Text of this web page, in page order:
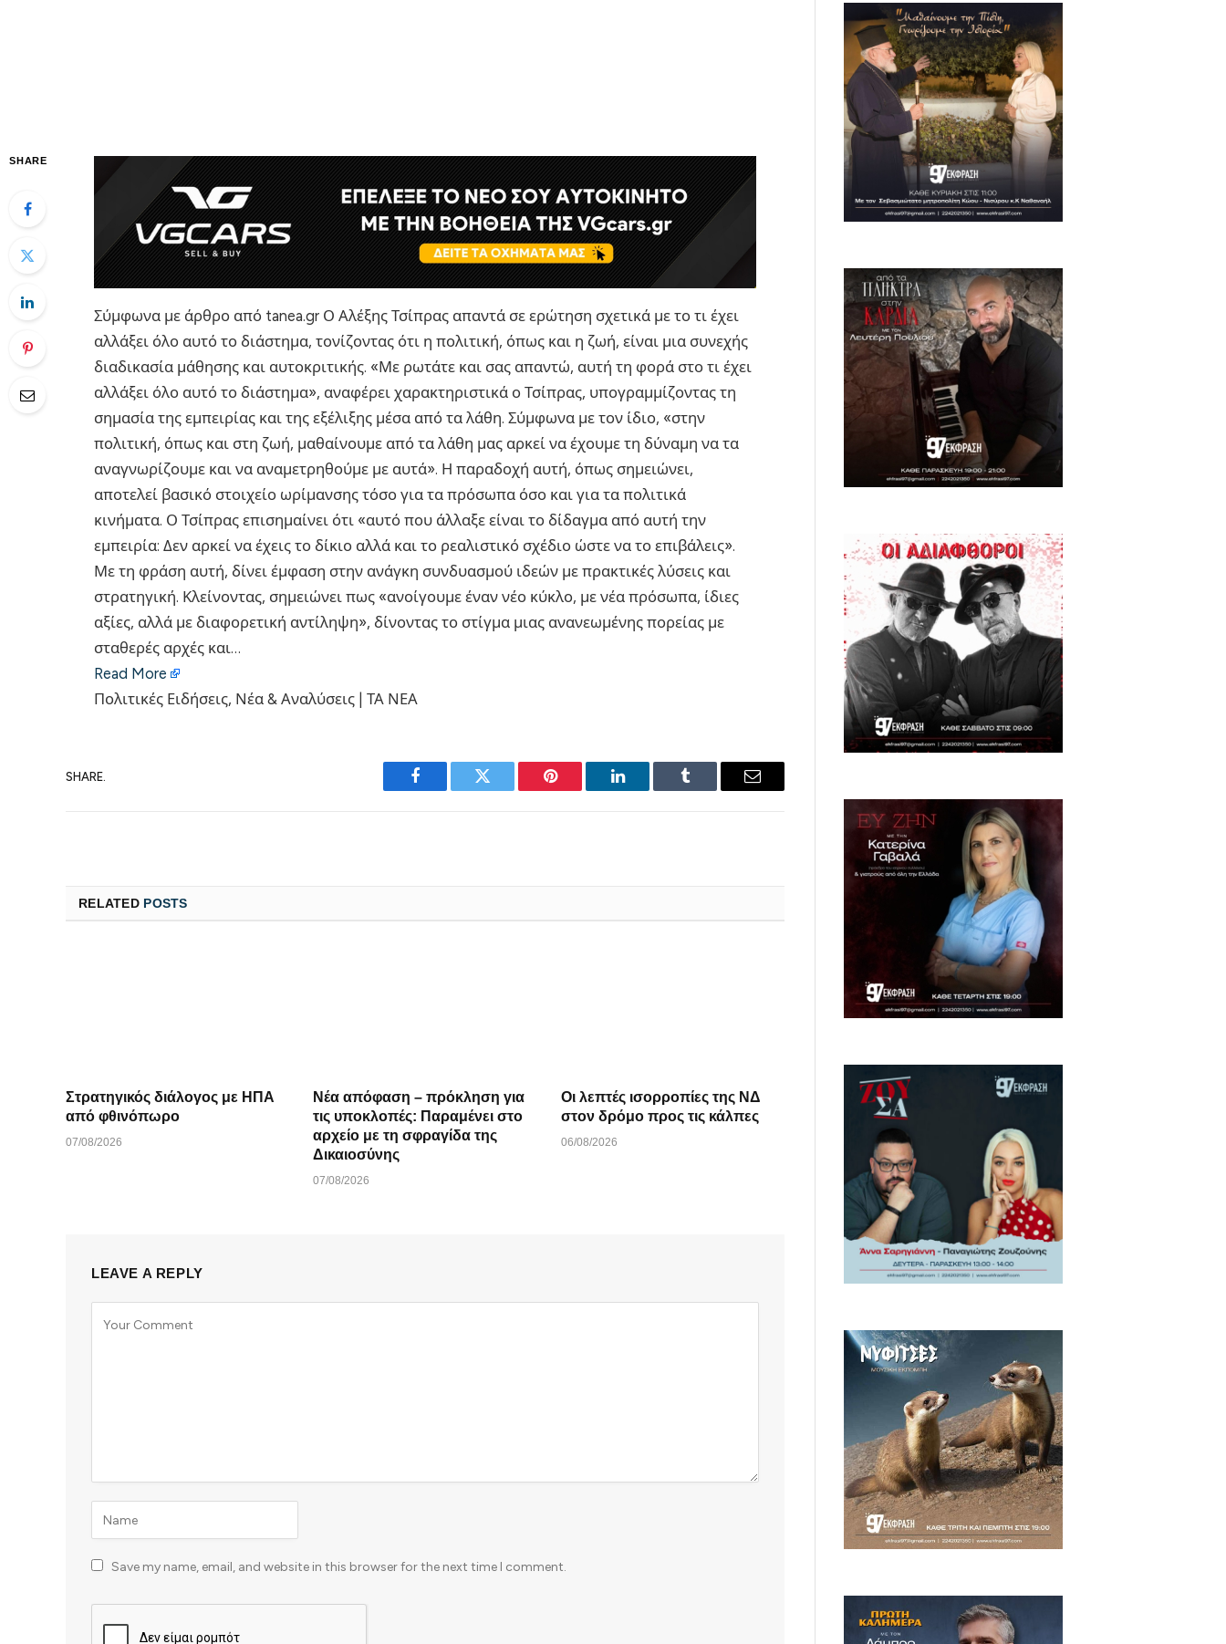
SHARE
Σύμφωνα με άρθρο από tanea.gr Ο Αλέξης Τσίπρας απαντά σε ερώτηση σχετικά με το τι έχει
αλλάξει όλο αυτό το διάστημα, τονίζοντας ότι η πολιτική, όπως και η ζωή, είναι μια συνεχής
διαδικασία μάθησης και αυτοκριτικής. «Με ρωτάτε και σας απαντώ, αυτή τη φορά στο τι έχει
αλλάξει όλο αυτό το διάστημα», αναφέρει χαρακτηριστικά ο Τσίπρας, υπογραμμίζοντας τη
σημασία της εμπειρίας και της εξέλιξης μέσα από τα λάθη. Σύμφωνα με τον ίδιο, «στην
πολιτική, όπως και στη ζωή, μαθαίνουμε από τα λάθη μας αρκεί να έχουμε τη δύναμη να τα
αναγνωρίζουμε και να αναμετρηθούμε με αυτά». Η παραδοχή αυτή, όπως σημειώνει,
αποτελεί βασικό στοιχείο ωρίμανσης τόσο για τα πρόσωπα όσο και για τα πολιτικά
κινήματα. Ο Τσίπρας επισημαίνει ότι «αυτό που άλλαξε είναι το δίδαγμα από αυτή την
εμπειρία: Δεν αρκεί να έχεις το δίκιο αλλά και το ρεαλιστικό σχέδιο ώστε να το επιβάλεις».
Με τη φράση αυτή, δίνει έμφαση στην ανάγκη συνδυασμού ιδεών με πρακτικές λύσεις και
στρατηγική. Κλείνοντας, σημειώνει πως «ανοίγουμε έναν νέο κύκλο, με νέα πρόσωπα, ίδιες
αξίες, αλλά με διαφορετική αντίληψη», δίνοντας το στίγμα μιας ανανεωμένης πορείας με
σταθερές αρχές και…
Read More
Πολιτικές Ειδήσεις, Νέα & Αναλύσεις | ΤΑ ΝΕΑ
SHARE.
Facebook Twitter Pinterest LinkedIn Tumblr Email
RELATED POSTS
Στρατηγικός διάλογος με ΗΠΑ
από φθινόπωρο
07/08/2026
Νέα απόφαση – πρόκληση για
τις υποκλοπές: Παραμένει στο
αρχείο με τη σφραγίδα της
Δικαιοσύνης
07/08/2026
Οι λεπτές ισορροπίες της ΝΔ
στον δρόμο προς τις κάλπες
06/08/2026
LEAVE A REPLY
Save my name, email, and website in this browser for the next time I comment.